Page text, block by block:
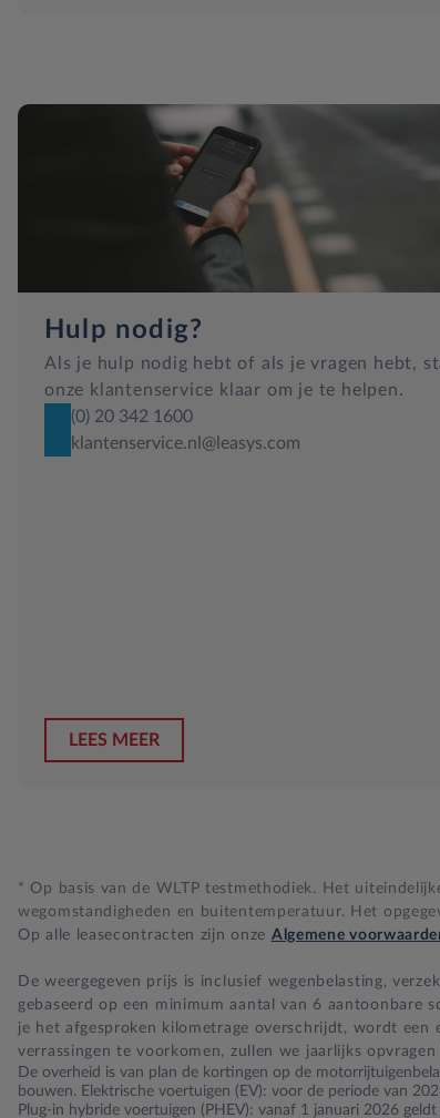
Hulp nodig?
Als je hulp nodig hebt of als je vragen hebt,
onze klantenservice klaar om je te helpen.
(0) 20 342 1600
klantenservice.nl@leasys.com
LEES MEER
* Op basis van de WLTP testmethodiek. Het
wegomstandigheden en buitentemperatuur. Het
Op alle leasecontracten zijn onze Algemene
De weergegeven prijs is inclusief wegenbelasting,
gebaseerd op een minimum aantal van 6 aantoonbare
je het afgesproken kilometrage overschrijdt, wordt
verrassingen te voorkomen, zullen we jaarlijks
De overheid is van plan de kortingen op de
bouwen. Elektrische voertuigen (EV): voor de periode van
Plug-in hybride voertuigen (PHEV): vanaf 1 januari 2026